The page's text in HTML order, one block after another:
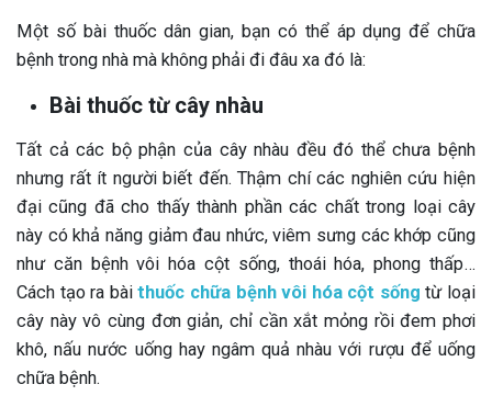
Một số bài thuốc dân gian, bạn có thể áp dụng để chữa
bệnh trong nhà mà không phải đi đâu xa đó là:
Bài thuốc từ cây nhàu
Tất cả các bộ phận của cây nhàu đều đó thể chưa bệnh
nhưng rất ít người biết đến. Thậm chí các nghiên cứu hiện
đại cũng đã cho thấy thành phần các chất trong loại cây
này có khả năng giảm đau nhức, viêm sưng các khớp cũng
như căn bệnh vôi hóa cột sống, thoái hóa, phong thấp…
Cách tạo ra bàithuốc chữa bệnh vôi hóa cột sống từ loại
cây này vô cùng đơn giản, chỉ cần xắt mỏng rồi đem phơi
khô, nấu nước uống hay ngâm quả nhàu với rượu để uống
chữa bệnh.